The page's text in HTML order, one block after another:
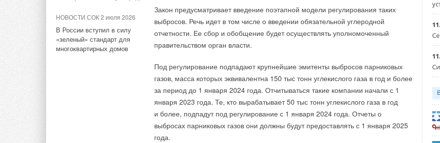
НОВОСТИ СОК 2 июля 2026
В России вступил в силу
«зеленый» стандарт для
многоквартирных домов
Закон предусматривает введение поэтапной модели регулирования таких
выбросов. Речь идет в том числе о введении обязательной углеродной
отчетности. Ее сбор и обобщение будет осуществлять уполномоченный
правительством орган власти.
Под регулирование подпадают крупнейшие эмитенты выбросов парниковых
газов, масса которых эквивалентна 150 тыс тонн углекислого газа в год и более
за период до 1 января 2024 года. Отчитываться такие компании начали с 1
января 2023 года. Те, кто вырабатывает 50 тыс тонн углекислого газа в год
и более, подпадут под регулирование с 1 января 2024 года. Отчеты о
выбросах парниковых газов они должны будут предоставлять с 1 января 2025
года.
снизилась впервые за 10 лет
В ноябре шведский производитель литий-ионных аккумуляторов Northvolt
представил
собственную натрий-ионную батарею с плотностью энергии 160
ватт-часов на килограмм.
В 2020 году ученые из Мюнхенского университета Людвига-Максимилиана
(Ludwig-Maximilians-Universität München, LMU) заявили, что «дни литий-ионных
батарей сочтены», поскольку они будут заменены натриевыми
аккумуляторами.
Сегодня мы видим, что действительно, натрий-ионные аккумуляторы
постепенно занимают свою нишу. Насколько быстро она будет расширяться,
прогнозировать пока сложно.
батарей за рубежом, международные рынки все еще зависят от Китая
в области пластин и элементов.
ИСТОЧНИК:HIGHTECH.PLUS
Солнечные коллекторы, панели
Уведомления отключены
В этой теме еще нет комментариев